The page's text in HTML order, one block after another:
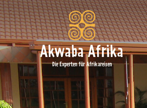
Akwaba Afrika
Die Experten für Afrikareisen